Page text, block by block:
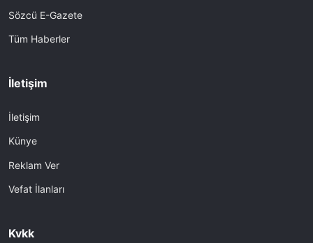
Sözcü E-Gazete
Tüm Haberler
İletişim
İletişim
Künye
Reklam Ver
Vefat İlanları
Kvkk